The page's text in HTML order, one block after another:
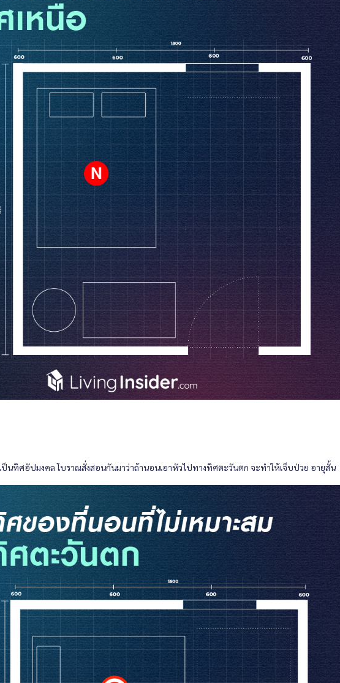
นทิศอัปมงคล โบราณสั่งสอนกันมาว่าถ้านอนเอาหัวไปทางทิศตะวันตก จะทำให้เจ็บป่วย อายุสั้น